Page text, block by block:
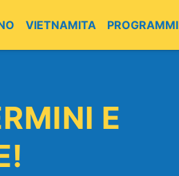
VIETNAMITA PROGRAMMI
E